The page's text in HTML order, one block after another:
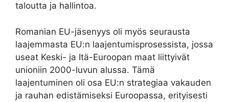
taloutta ja hallintoa.
Romanian EU-jäsenyys oli myös seurausta
laajemmasta EU:n laajentumisprosessista, jossa
useat Keski- ja Itä-Euroopan maat liittyivät
unioniin 2000-luvun alussa. Tämä
laajentuminen oli osa EU:n strategiaa vakauden
ja rauhan edistämiseksi Euroopassa, erityisesti